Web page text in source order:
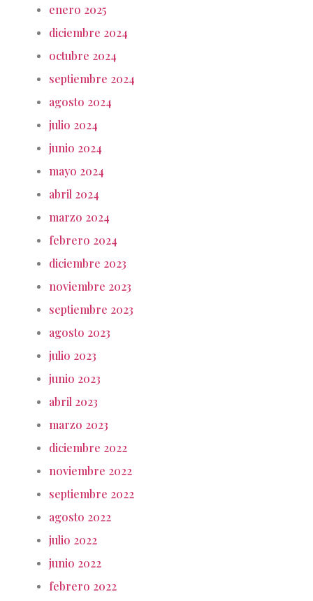
enero 2025
diciembre 2024
octubre 2024
septiembre 2024
agosto 2024
julio 2024
junio 2024
mayo 2024
abril 2024
marzo 2024
febrero 2024
diciembre 2023
noviembre 2023
septiembre 2023
agosto 2023
julio 2023
junio 2023
abril 2023
marzo 2023
diciembre 2022
noviembre 2022
septiembre 2022
agosto 2022
julio 2022
junio 2022
febrero 2022